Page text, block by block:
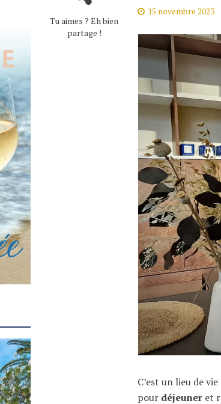
Tu aimes ? Eh bien
partage !
15 novembre 2023
C’est un lieu de
pour déjeuner et